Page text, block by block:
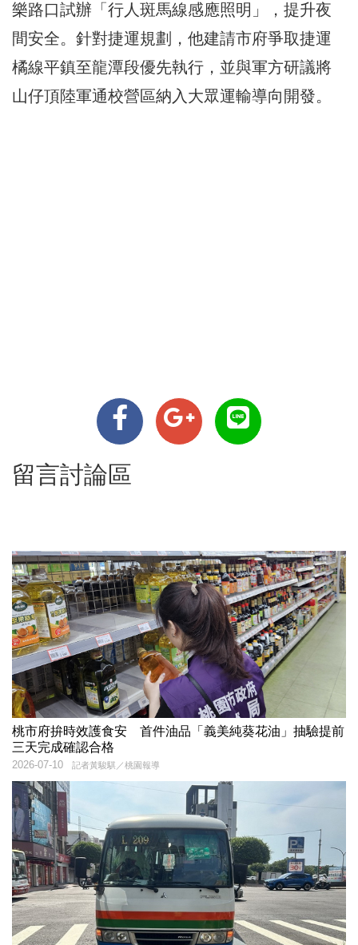
樂路口試辦「行人斑馬線感應照明」，提升夜
間安全。針對捷運規劃，他建請市府爭取捷運
橘線平鎮至龍潭段優先執行，並與軍方研議將
山仔頂陸軍通校營區納入大眾運輸導向開發。
留言討論區
桃市府拚時效護食安 首件油品「義美純葵花油」抽驗提前
三天完成確認合格
記者黃駿騏／桃園報導
2026-07-10